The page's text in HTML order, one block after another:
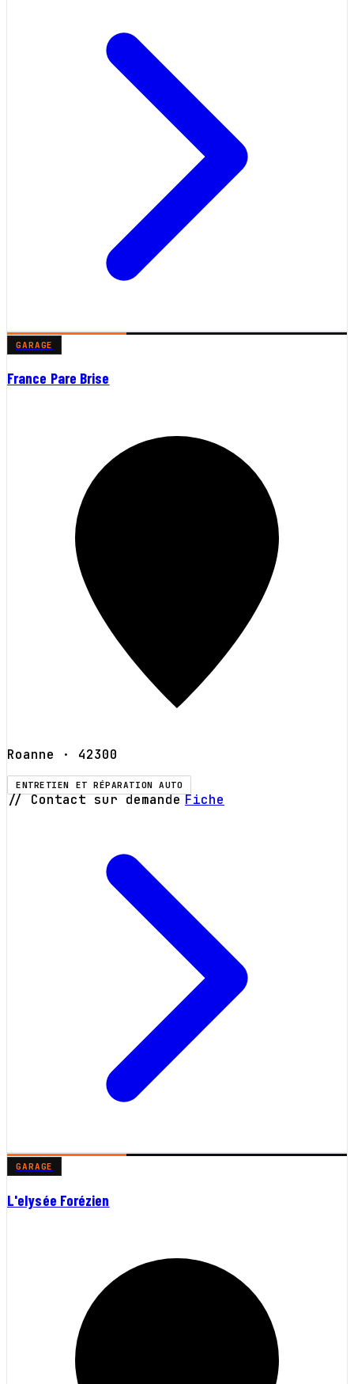
GARAGE
France Pare Brise
Roanne · 42300
ENTRETIEN ET RÉPARATION AUTO
// Contact sur demande Fiche
GARAGE
L'elysée Forézien